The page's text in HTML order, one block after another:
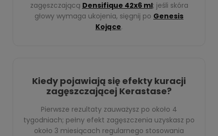
zagęszczającą Densifique 42x6 ml; jeśli skóra
głowy wymaga ukojenia, sięgnij po Genesis
Kojące.
Kiedy pojawiają się efekty kuracji
zagęszczającej Kerastase?
Pierwsze rezultaty zauważysz po około 4
tygodniach; pełny efekt zagęszczenia uzyskasz po
około 3 miesiącach regularnego stosowania